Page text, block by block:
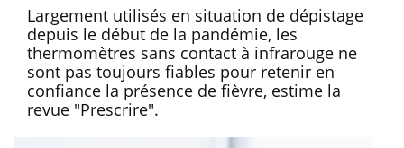
Largement utilisés en situation de dépistage
depuis le début de la pandémie, les
thermomètres sans contact à infrarouge ne
sont pas toujours fiables pour retenir en
confiance la présence de fièvre, estime la
revue "Prescrire".